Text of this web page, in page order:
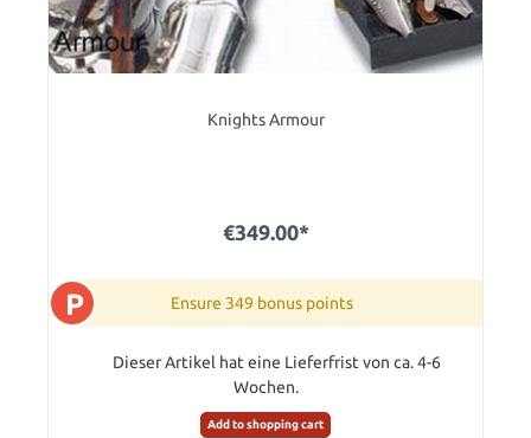
Knights Armour
€349.00*
P Ensure 349 bonus points
Dieser Artikel hat eine Lieferfrist von ca. 4-6
Wochen.
Add to shopping cart